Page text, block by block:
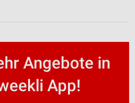
Angebote in
App!